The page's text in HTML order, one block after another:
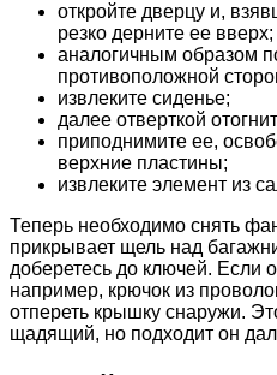
откройте дверцу и,
резко дерните ее вверх;
аналогичным образом
противоположной
извлеките сиденье;
далее отверткой
приподнимите ее,
верхние пластины;
извлеките элемент из
Теперь необходимо снять
прикрывает щель над
доберетесь до ключей. Если
например, крючок из
отпереть крышку снаружи.
щадящий, но подходит он